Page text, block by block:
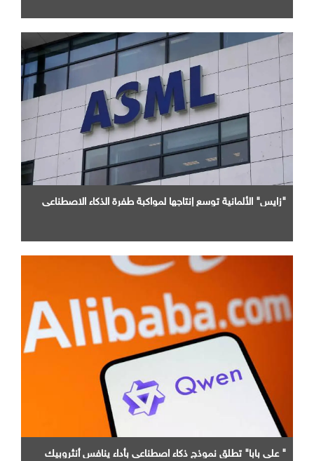
"زايس" الألمانية توسع إنتاجها لمواكبة طفرة الذكاء الاصطناعي
" علي بابا" تطلق نموذج ذكاء اصطناعي بأداء ينافس أنثروبيك